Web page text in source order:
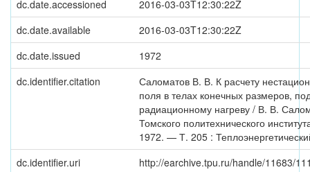
dc.date.accessioned
2016-03-03T12:30:22Z
dc.date.available
2016-03-03T12:30:22Z
dc.date.issued
1972
dc.identifier.citation
Саломатов В. В. К расчету
поля в телах конечных размеров,
радиационному нагреву / В. В.
Томского политехнического
1972. — Т. 205 :
dc.identifier.uri
http://earchive.tpu.ru/handle/11683/